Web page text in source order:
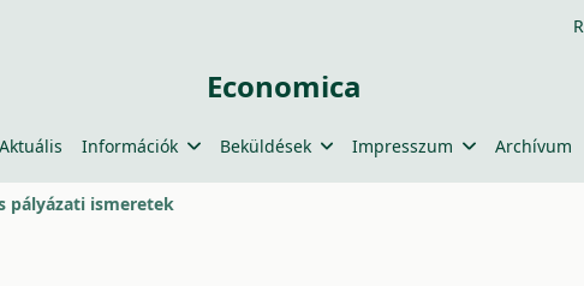
Economica
Aktuális Információk Beküldések Impresszum Archívum
pályázati ismeretek